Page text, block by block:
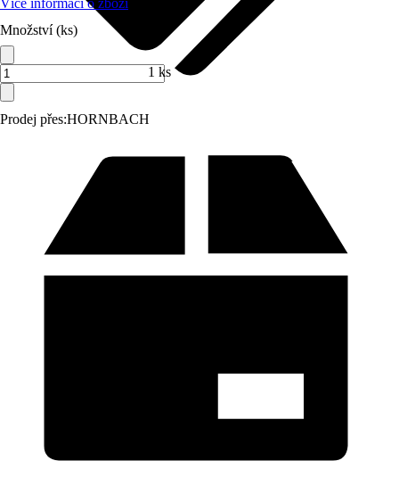
Prodej přes:HORNBACH
Více informací o zboží
Množství (ks)
1 ks